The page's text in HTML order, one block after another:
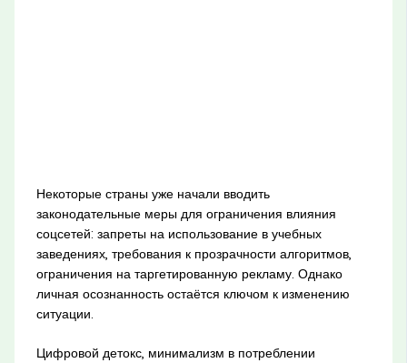
Некоторые страны уже начали вводить
законодательные меры для ограничения влияния
соцсетей: запреты на использование в учебных
заведениях, требования к прозрачности алгоритмов,
ограничения на таргетированную рекламу. Однако
личная осознанность остаётся ключом к изменению
ситуации.
Цифровой детокс, минимализм в потреблении